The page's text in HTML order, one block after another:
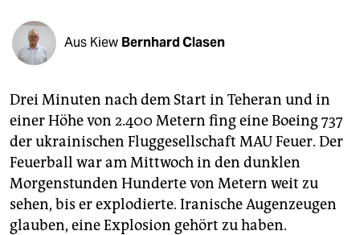
veranstaltungen
shop
unterstützen
abo
genossenschaft
epaper login
Aus Kiew Bernhard Clasen
Drei Minuten nach dem Start in Teheran und in
einer Höhe von 2.400 Metern fing eine Boeing 737
der ukrainischen Fluggesellschaft MAU Feuer. Der
Feuerball war am Mittwoch in den dunklen
Morgenstunden Hunderte von Metern weit zu
sehen, bis er explodierte. Iranische Augenzeugen
glauben, eine Explosion gehört zu haben.